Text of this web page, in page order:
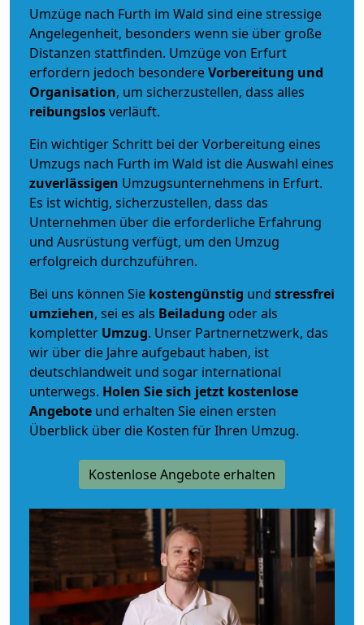
Umzüge nach Furth im Wald sind eine stressige
Angelegenheit, besonders wenn sie über große
Distanzen stattfinden. Umzüge von Erfurt
erfordern jedoch besondereVorbereitung und
Organisation, um sicherzustellen, dass alles
reibungslosverläuft.
Ein wichtiger Schritt bei der Vorbereitung eines
Umzugs nach Furth im Wald ist die Auswahl eines
zuverlässigen Umzugsunternehmens in Erfurt.
Es ist wichtig, sicherzustellen, dass das
Unternehmen über die erforderliche Erfahrung
und Ausrüstung verfügt, um den Umzug
erfolgreich durchzuführen.
Bei uns können Sie kostengünstig und stressfrei
umziehen, sei es als Beiladung oder als
kompletter Umzug. Unser Partnernetzwerk, das
wir über die Jahre aufgebaut haben, ist
deutschlandweit und sogar international
unterwegs. Holen Sie sich jetzt kostenlose
Angebote und erhalten Sie einen ersten
Überblick über die Kosten für Ihren Umzug.
Kostenlose Angebote erhalten